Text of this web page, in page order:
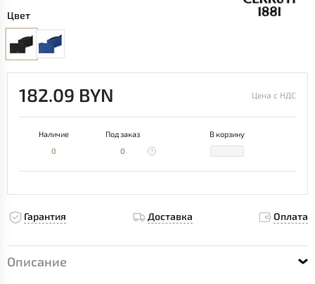
Цвет
182.09 BYN Цена с НДС
Наличие Под заказ
В корзину
0
0
Гарантия Доставка Оплата
Описание